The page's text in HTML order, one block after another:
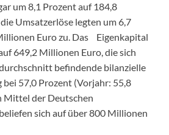
um 8,1 Prozent auf 184,8
Umsatzerlöse legten um 6,7
Euro zu. Das Eigenkapital
649,2 Millionen Euro, die sich
befindende bilanzielle
57,0 Prozent (Vorjahr: 55,8
Mittel der Deutschen
sich auf über 800 Millionen